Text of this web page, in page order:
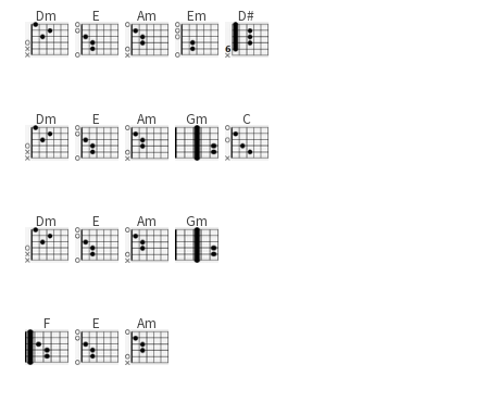
Dm E Am Em D#
Dm E Am Gm C
Dm E Am Gm
F E Am